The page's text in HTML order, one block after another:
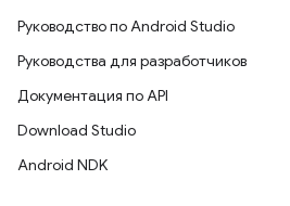
Руководство по Android Studio
Руководства для разработчиков
Документация по API
Download Studio
Android NDK